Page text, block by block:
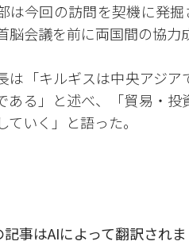
は今回の訪問を契機に発
脳会議を前に両国間の協力
は「キルギスは中央アジ
ある」と述べ、「貿易・
ていく」と語った。
事はAIによって翻訳されま